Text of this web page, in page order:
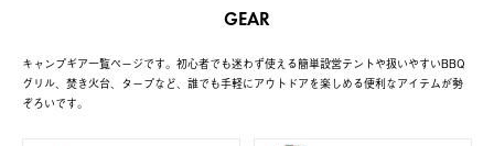
GEAR
キャンプギア一覧ページです。初心者でも迷わず使える簡単設営テントや扱いやすいBBQ
グリル、焚き火台、タープなど、誰でも手軽にアウトドアを楽しめる便利なアイテムが勢
ぞろいです。